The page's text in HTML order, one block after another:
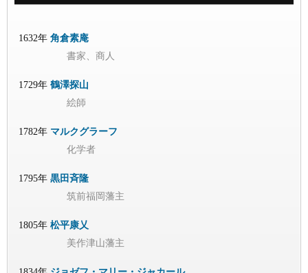
1632年 角倉素庵
書家、商人
1729年 鶴澤探山
絵師
1782年 マルクグラーフ
化学者
1795年 黒田斉隆
筑前福岡藩主
1805年 松平康乂
美作津山藩主